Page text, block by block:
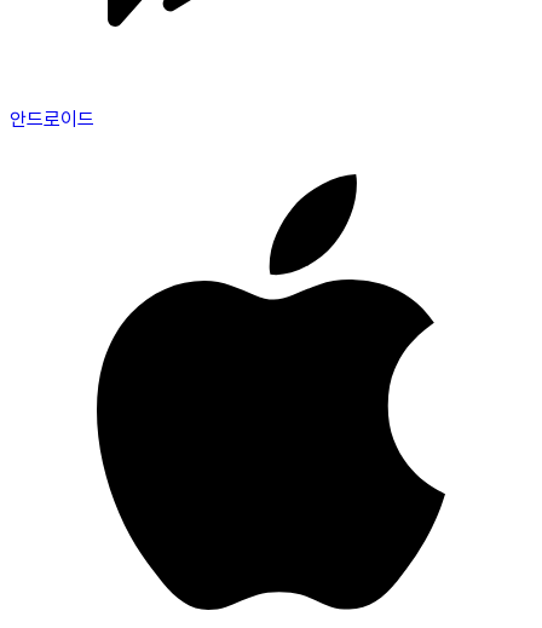
안드로이드